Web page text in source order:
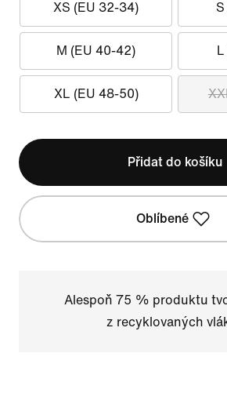
XS (EU 32-34)
M (EU 40-42)
XL (EU 48-50)
Přidat do košíku
Oblíbené
Alespoň 75 % produktu
z recyklovaných